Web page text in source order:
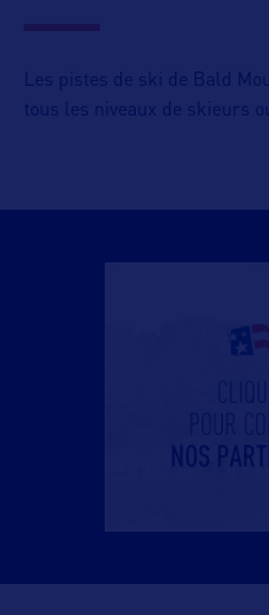
Les pistes de ski de Bald
tous les niveaux de skieurs